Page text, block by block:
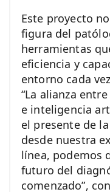
Este proyecto
figura del
herramientas
eficiencia y
entorno cada
“La alianza
e inteligencia
el presente de
desde nuestra
línea, podemos
futuro del
comenzado”,